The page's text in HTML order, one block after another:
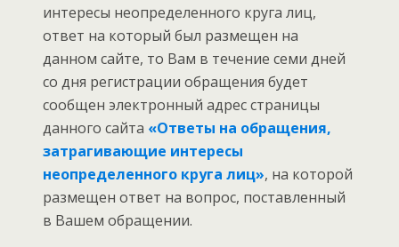
интересы неопределенного круга лиц,
ответ на который был размещен на
данном сайте, то Вам в течение семи дней
со дня регистрации обращения будет
сообщен электронный адрес страницы
данного сайта «Ответы на обращения,
затрагивающие интересы
неопределенного круга лиц», на которой
размещен ответ на вопрос, поставленный
в Вашем обращении.